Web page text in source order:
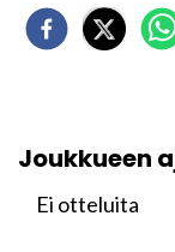
Joukkueen
Ei otteluita